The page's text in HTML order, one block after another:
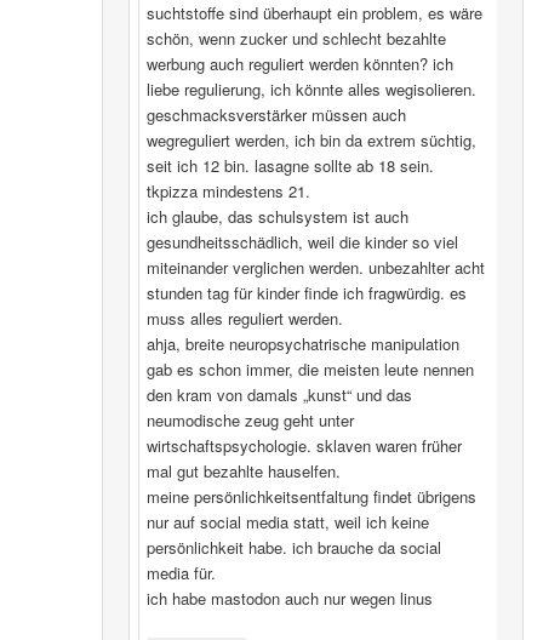
suchtstoffe sind überhaupt ein problem, es wäre
schön, wenn zucker und schlecht bezahlte
werbung auch reguliert werden könnten? ich
liebe regulierung, ich könnte alles wegisolieren.
geschmacksverstärker müssen auch
wegreguliert werden, ich bin da extrem süchtig,
seit ich 12 bin. lasagne sollte ab 18 sein.
tkpizza mindestens 21.
ich glaube, das schulsystem ist auch
gesundheitsschädlich, weil die kinder so viel
miteinander verglichen werden. unbezahlter acht
stunden tag für kinder finde ich fragwürdig. es
muss alles reguliert werden.
ahja, breite neuropsychatrische manipulation
gab es schon immer, die meisten leute nennen
den kram von damals „kunst“ und das
neumodische zeug geht unter
wirtschaftspsychologie. sklaven waren früher
mal gut bezahlte hauselfen.
meine persönlichkeitsentfaltung findet übrigens
nur auf social media statt, weil ich keine
persönlichkeit habe. ich brauche da social
media für.
ich habe mastodon auch nur wegen linus